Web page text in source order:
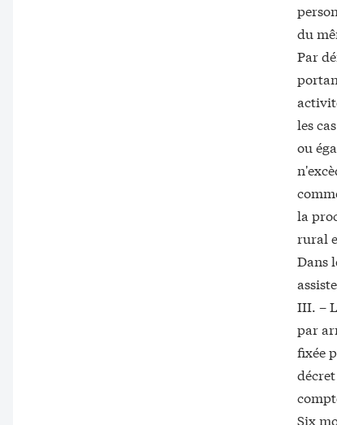
du
Par
les
ou
la
rural
Dans
III. –
par
fixée
Six